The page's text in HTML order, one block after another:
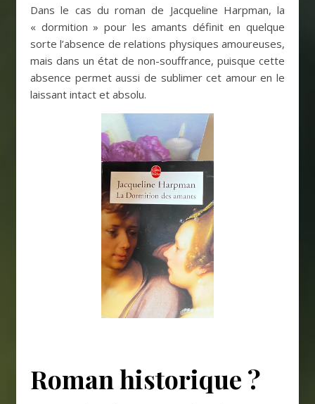
Dans le cas du roman de Jacqueline Harpman, la
« dormition » pour les amants définit en quelque
sorte l’absence de relations physiques amoureuses,
mais dans un état de non-souffrance, puisque cette
absence permet aussi de sublimer cet amour en le
laissant intact et absolu.
Roman historique ?